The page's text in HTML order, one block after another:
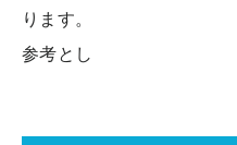
ります。
参考とし